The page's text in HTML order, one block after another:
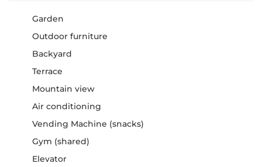
Garden
Outdoor furniture
Backyard
Terrace
Mountain view
Air conditioning
Vending Machine (snacks)
Gym (shared)
Elevator